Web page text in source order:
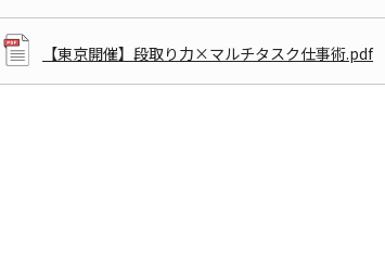
【東京開催】段取り力×マルチタスク仕事術.pdf